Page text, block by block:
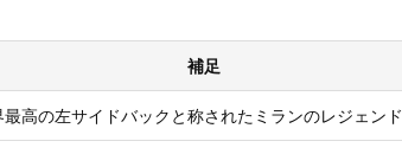
補足
最高の左サイドバックと称されたミランのレジェンド